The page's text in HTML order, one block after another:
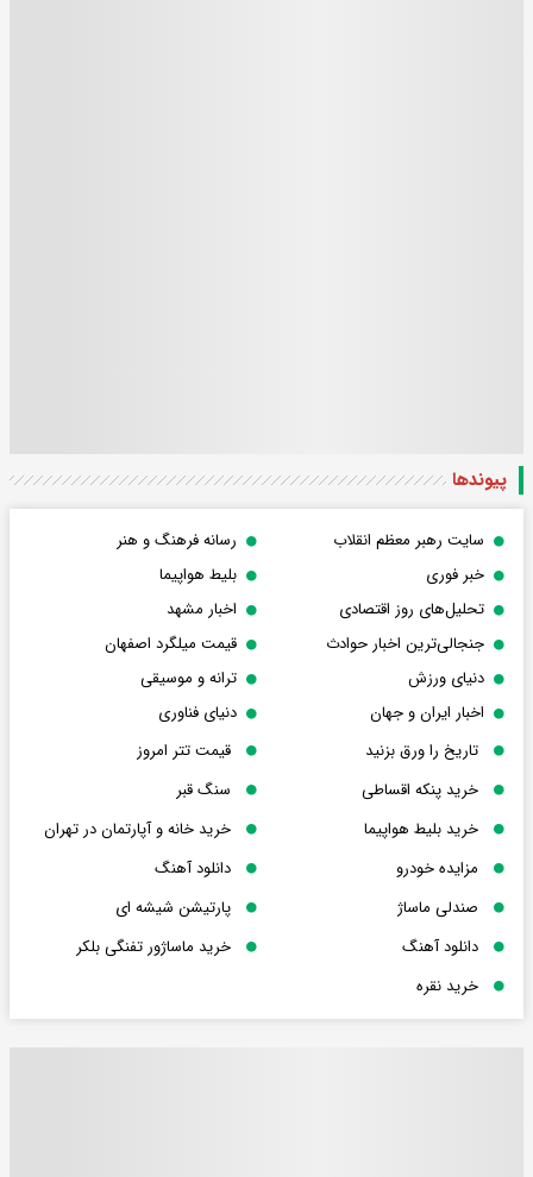
پیوندها
سایت رهبر معظم انقلاب
رسانه فرهنگ و هنر
خبر فوری
بلیط هواپیما
تحلیل‌های روز اقتصادی
اخبار مشهد
جنجالی‌ترین اخبار حوادث
قیمت میلگرد اصفهان
دنیای ورزش
ترانه و موسیقی
اخبار ایران و جهان
دنیای فناوری
تاریخ را ورق بزنید
قیمت تتر امروز
خرید پنکه اقساطی
سنگ قبر
خرید بلیط هواپیما
خرید خانه و آپارتمان در تهران
مزایده خودرو
دانلود آهنگ
صندلی ماساژ
پارتیشن شیشه ای
دانلود آهنگ
خرید ماساژور تفنگی بلکر
خرید نقره